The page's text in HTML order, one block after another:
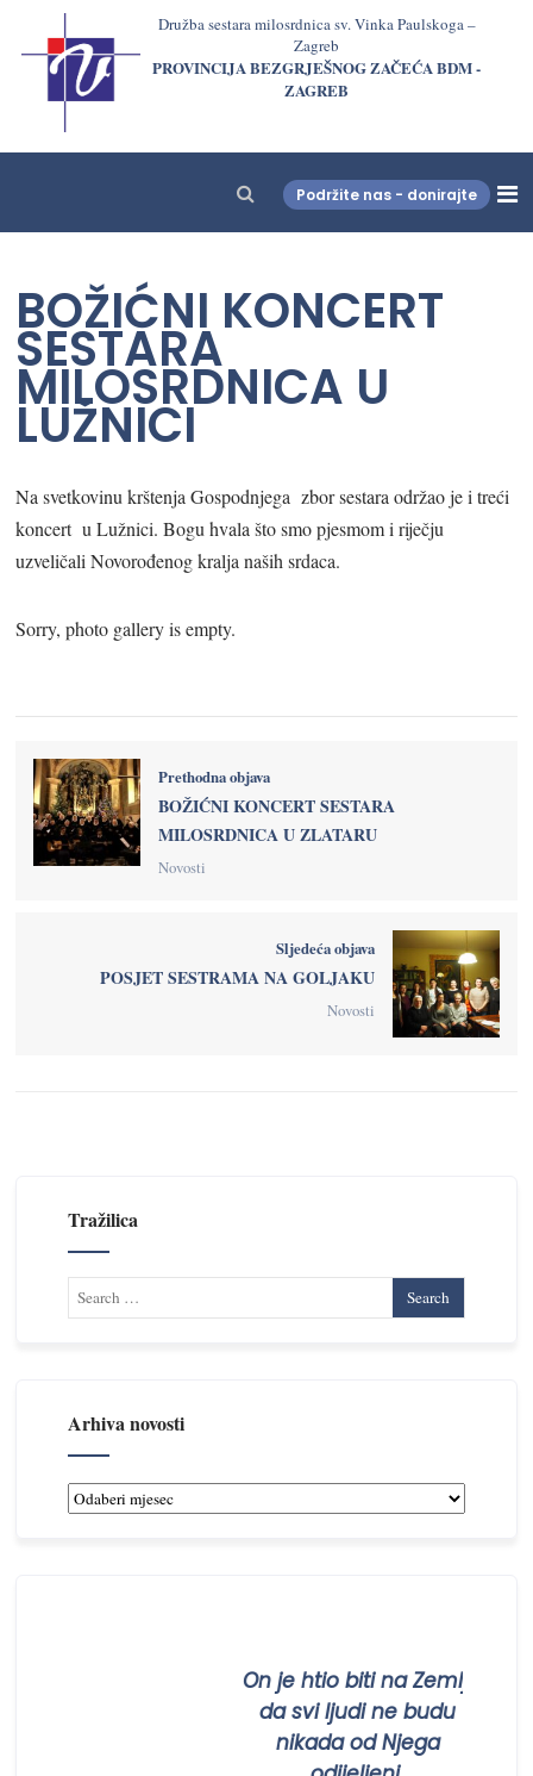
Družba sestara milosrdnica sv. Vinka Paulskoga –
Zagreb
PROVINCIJA BEZGRJEŠNOG ZAČEĆA BDM -
ZAGREB
Podržite nas - donirajte
BOŽIĆNI KONCERT
SESTARA
MILOSRDNICA U
LUŽNICI
Na svetkovinu krštenja Gospodnjega zbor sestara održao je i treći
koncert u Lužnici. Bogu hvala što smo pjesmom i riječju
uzveličali Novorođenog kralja naših srdaca.
Sorry, photo gallery is empty.
Prethodna objava
BOŽIĆNI KONCERT SESTARA
MILOSRDNICA U ZLATARU
Novosti
Sljedeća objava
POSJET SESTRAMA NA GOLJAKU
Novosti
Tražilica
Arhiva novosti
Arhiva
On je htio biti na Zemlji
da svi ljudi ne budu
nikada od Njega